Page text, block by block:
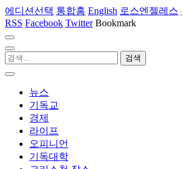
에디션선택 통합홈 English 로스엔젤레스
RSS Facebook Twitter Bookmark
뉴스
기독교
경제
라이프
오피니언
기독대학